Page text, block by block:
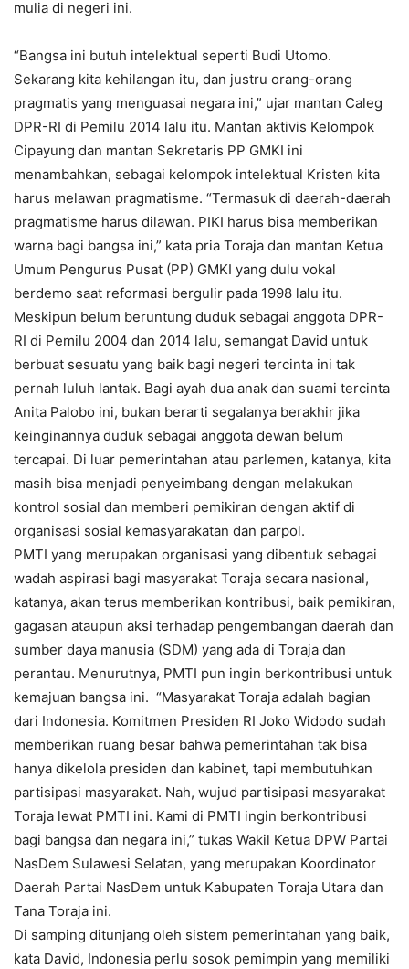
mulia di negeri ini.
“Bangsa ini butuh intelektual seperti Budi Utomo.
Sekarang kita kehilangan itu, dan justru orang-orang
pragmatis yang menguasai negara ini,” ujar mantan Caleg
DPR-RI di Pemilu 2014 lalu itu. Mantan aktivis Kelompok
Cipayung dan mantan Sekretaris PP GMKI ini
menambahkan, sebagai kelompok intelektual Kristen kita
harus melawan pragmatisme. “Termasuk di daerah-daerah
pragmatisme harus dilawan. PIKI harus bisa memberikan
warna bagi bangsa ini,” kata pria Toraja dan mantan Ketua
Umum Pengurus Pusat (PP) GMKI yang dulu vokal
berdemo saat reformasi bergulir pada 1998 lalu itu.
Meskipun belum beruntung duduk sebagai anggota DPR-
RI di Pemilu 2004 dan 2014 lalu, semangat David untuk
berbuat sesuatu yang baik bagi negeri tercinta ini tak
pernah luluh lantak. Bagi ayah dua anak dan suami tercinta
Anita Palobo ini, bukan berarti segalanya berakhir jika
keinginannya duduk sebagai anggota dewan belum
tercapai. Di luar pemerintahan atau parlemen, katanya, kita
masih bisa menjadi penyeimbang dengan melakukan
kontrol sosial dan memberi pemikiran dengan aktif di
organisasi sosial kemasyarakatan dan parpol.
PMTI yang merupakan organisasi yang dibentuk sebagai
wadah aspirasi bagi masyarakat Toraja secara nasional,
katanya, akan terus memberikan kontribusi, baik pemikiran,
gagasan ataupun aksi terhadap pengembangan daerah dan
sumber daya manusia (SDM) yang ada di Toraja dan
perantau. Menurutnya, PMTI pun ingin berkontribusi untuk
kemajuan bangsa ini. “Masyarakat Toraja adalah bagian
dari Indonesia. Komitmen Presiden RI Joko Widodo sudah
memberikan ruang besar bahwa pemerintahan tak bisa
hanya dikelola presiden dan kabinet, tapi membutuhkan
partisipasi masyarakat. Nah, wujud partisipasi masyarakat
Toraja lewat PMTI ini. Kami di PMTI ingin berkontribusi
bagi bangsa dan negara ini,” tukas Wakil Ketua DPW Partai
NasDem Sulawesi Selatan, yang merupakan Koordinator
Daerah Partai NasDem untuk Kabupaten Toraja Utara dan
Tana Toraja ini.
Di samping ditunjang oleh sistem pemerintahan yang baik,
kata David, Indonesia perlu sosok pemimpin yang memiliki